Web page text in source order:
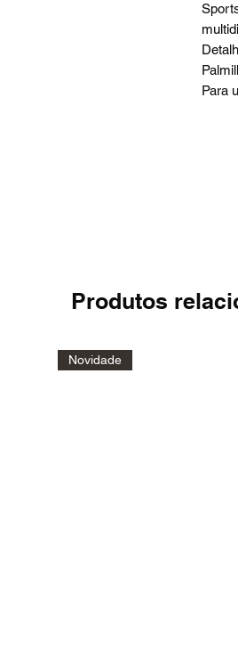
Para
Produtos
Novidade